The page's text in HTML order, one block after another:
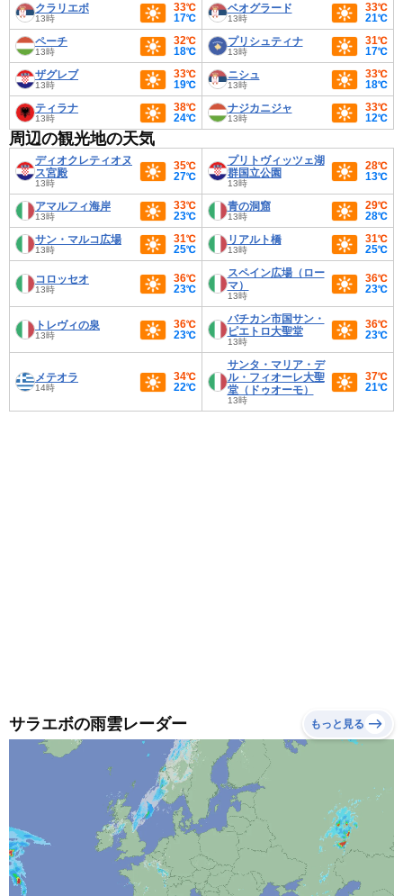
クラリエボ
13時
33℃
17℃
ベオグラード
13時
33℃
21℃
ペーチ
13時
32℃
18℃
プリシュティナ
13時
31℃
17℃
ザグレブ
13時
33℃
19℃
ニシュ
13時
33℃
18℃
ティラナ
13時
38℃
24℃
ナジカニジャ
13時
33℃
12℃
周辺の観光地の天気
ディオクレティオヌ
ス宮殿
13時
35℃
27℃
プリトヴィッツェ湖
群国立公園
13時
28℃
13℃
アマルフィ海岸
13時
33℃
23℃
青の洞窟
13時
29℃
28℃
サン・マルコ広場
13時
31℃
25℃
リアルト橋
13時
31℃
25℃
コロッセオ
13時
36℃
23℃
スペイン広場（ロー
マ）
13時
36℃
23℃
トレヴィの泉
13時
36℃
23℃
バチカン市国サン・
ピエトロ大聖堂
13時
36℃
23℃
メテオラ
14時
34℃
22℃
サンタ・マリア・デ
ル・フィオーレ大聖
堂（ドゥオーモ）
13時
37℃
21℃
サラエボの雨雲レーダー もっと見る